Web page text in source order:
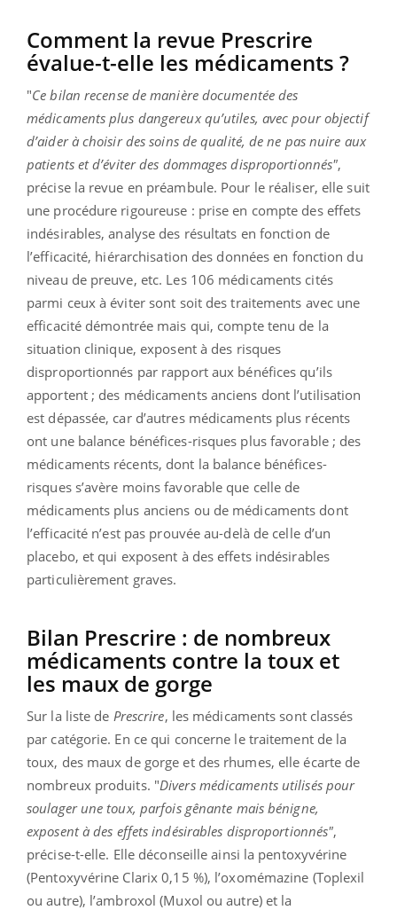
Comment la revue Prescrire
évalue-t-elle les médicaments ?
"Ce bilan recense de manière documentée des
médicaments plus dangereux qu’utiles, avec pour objectif
d’aider à choisir des soins de qualité, de ne pas nuire aux
patients et d’éviter des dommages disproportionnés",
précise la revue en préambule. Pour le réaliser, elle suit
une procédure rigoureuse : prise en compte des effets
indésirables, analyse des résultats en fonction de
l’efficacité, hiérarchisation des données en fonction du
niveau de preuve, etc. Les 106 médicaments cités
parmi ceux à éviter sont soit des traitements avec une
efficacité démontrée mais qui, compte tenu de la
situation clinique, exposent à des risques
disproportionnés par rapport aux bénéfices qu’ils
apportent ; des médicaments anciens dont l’utilisation
est dépassée, car d’autres médicaments plus récents
ont une balance bénéfices-risques plus favorable ; des
médicaments récents, dont la balance­ bénéfices-
risques s’avère moins favorable que celle de
médicaments plus anciens ou de médicaments dont
l’efficacité n’est pas prouvée au-delà de celle d’un
placebo, et qui exposent à des effets indésirables
particulièrement graves.
Bilan Prescrire : de nombreux
médicaments contre la toux et
les maux de gorge
Sur la liste de Prescrire, les médicaments sont classés
par catégorie. En ce qui concerne le traitement de la
toux, des maux de gorge et des rhumes, elle écarte de
nombreux produits. "Divers médicaments utilisés pour
soulager une toux, parfois gênante mais bénigne,
exposentà des effets indésirables disproportionnés",
précise-t-elle. Elle déconseille ainsi la pentoxyvérine
(Pentoxyvérine Clarix 0,15 %), l’oxomémazine (Toplexil
ou autre), l’ambroxol (Muxol ou autre) et la